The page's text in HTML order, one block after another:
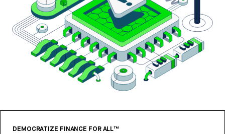
DEMOCRATIZE FINANCE FOR ALL™